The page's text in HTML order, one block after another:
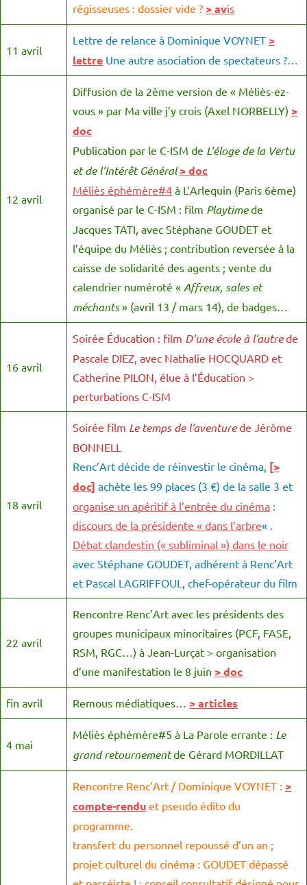
régisseuses : dossier vide ? > avis
11 avril
Lettre de relance à Dominique VOYNET >
lettre Une autre asociation de spectateurs ?…
12 avril
Diffusion de la 2ème version de « Méliès-ez-
vous » par Ma ville j’y crois (Axel NORBELLY) >
doc
Publication par le C-ISM de L’éloge de la Vertu
et de l’Intérêt Général > doc
Méliès éphémère#4 à L’Arlequin (Paris 6ème)
organisé par le C-ISM : film Playtimede
Jacques TATI, avec Stéphane GOUDET et
l’équipe du Méliès ; contribution reversée à la
caisse de solidarité des agents ; vente du
calendrier numéroté « Affreux, sales et
méchants» (avril 13 / mars 14), de badges…
16 avril
Soirée Éducation : film D’une école à l’autrede
Pascale DIEZ, avec Nathalie HOCQUARD et
Catherine PILON, élue à l’Éducation >
perturbations C-ISM
18 avril
Soirée film Le temps de l’aventurede Jérôme
BONNELL
Renc’Art décide de réinvestir le cinéma, [>
doc] achète les 99 places (3 €) de la salle 3 et
organise un apéritif à l’entrée du cinéma :
discours de la présidente « dans l’arbre« .
Débat clandestin (« subliminal ») dans le noir
avec Stéphane GOUDET, adhérent à Renc’Art
et Pascal LAGRIFFOUL, chef-opérateur du film
22 avril
Rencontre Renc’Art avec les présidents des
groupes municipaux minoritaires (PCF, FASE,
RSM, RGC…) à Jean-Lurçat > organisation
d’une manifestation le 8 juin > doc
fin avril Remous médiatiques… > articles
4 mai
Méliès éphémère#5 à La Parole errante : Le
grand retournementde Gérard MORDILLAT
Rencontre Renc’Art / Dominique VOYNET : >
compte-rendu et pseudo édito du
programme.
transfert du personnel repoussé d’un an ;
projet culturel du cinéma : GOUDET dépassé